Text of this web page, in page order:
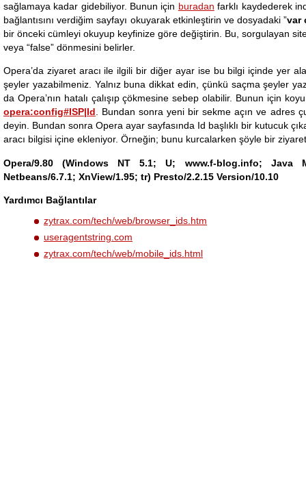
sağlamaya kadar gidebiliyor. Bunun için buradan farklı kaydederek
bağlantısını verdiğim sayfayı okuyarak etkinleştirin ve dosyadaki ”var
bir önceki cümleyi okuyup keyfinize göre değiştirin. Bu, sorgulayan
veya “false” dönmesini belirler.
Opera’da ziyaret aracı ile ilgili bir diğer ayar ise bu bilgi içinde yer
şeyler yazabilmeniz. Yalnız buna dikkat edin, çünkü saçma şeyler
da Opera’nın hatalı çalışıp çökmesine sebep olabilir. Bunun için
opera:config#ISP|Id. Bundan sonra yeni bir sekme açın ve adres
deyin. Bundan sonra Opera ayar sayfasında Id başlıklı bir kutucuk
aracı bilgisi içine ekleniyor. Örneğin; bunu kurcalarken şöyle bir
Opera/9.80 (Windows NT 5.1; U; www.f-blog.info; Java
Netbeans/6.7.1; XnView/1.95; tr) Presto/2.2.15 Version/10.10
Yardımcı Bağlantılar
zytrax.com/tech/web/browser_ids.htm
useragentstring.com
zytrax.com/tech/web/mobile_ids.html